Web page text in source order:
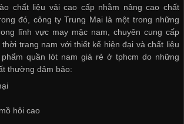
chất liệu vải cao cấp nhằm nâng cao chất
đó, công ty Trung Mai là một trong những
lĩnh vực may mặc nam, chuyên cung cấp
trang nam với thiết kế hiện đại và chất liệu
phẩmquần lót nam giá rẻ ở tphcm do những
thường đảm bảo:
hôi cao